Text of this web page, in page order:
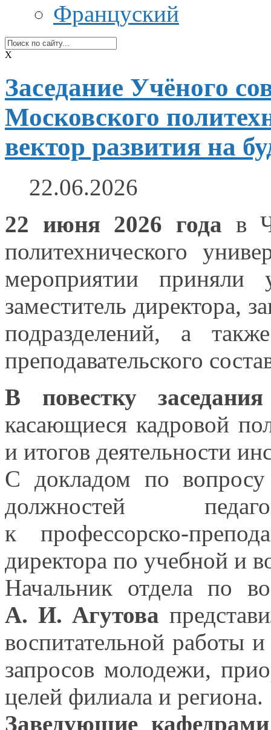
Француский
X
Заседание Учёного
Московского
вектор развития на
22.06.2026
22 июня 2026 года в
политехнического
мероприятии приняли
заместитель директора,
подразделений, а также
преподавательского
В повестку
касающиеся кадровой
и итогов деятельности
С докладом по
должностей
к профессорско-
директора по учебной и
Начальник отдела по
А. И. Агутова
воспитательной работыи
запросов молодежи,
целей филиала и региона.
Заведующие кафедрами